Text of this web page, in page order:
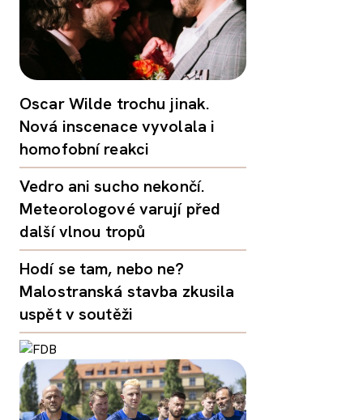
Oscar Wilde trochu jinak.
Nová inscenace vyvolala i
homofobní reakci
Vedro ani sucho nekončí.
Meteorologové varují před
další vlnou tropů
Hodí se tam, nebo ne?
Malostranská stavba zkusila
uspět v soutěži